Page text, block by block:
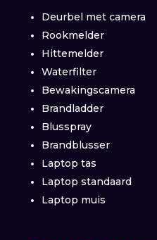
Deurbel met camera
Rookmelder
Hittemelder
Waterfilter
Bewakingscamera
Brandladder
Blusspray
Brandblusser
Laptop tas
Laptop standaard
Laptop muis